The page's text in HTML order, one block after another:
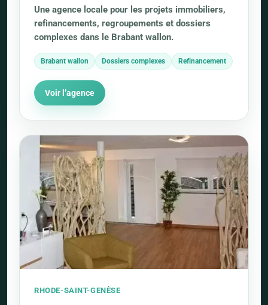
Une agence locale pour les projets immobiliers,
refinancements, regroupements et dossiers
complexes dans le Brabant wallon.
Brabant wallon Dossiers complexes Refinancement
Voir l’agence
RHODE-SAINT-GENÈSE